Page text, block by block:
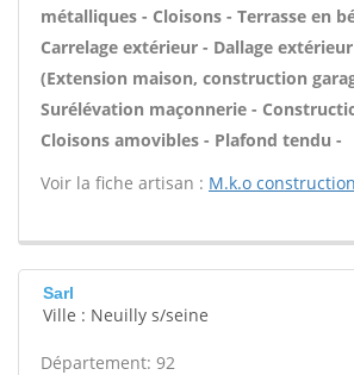
métalliques - Cloisons - Terrasse en
Carrelage extérieur - Dallage
(Extension maison, construction
Surélévation maçonnerie -
Cloisons amovibles - Plafond tendu -
Voir la fiche artisan : M.k.o construction
Sarl
Ville : Neuilly s/seine
Département: 92